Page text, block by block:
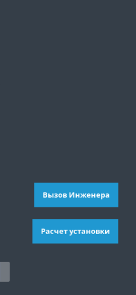
Расчет установки
Вызов Инженера